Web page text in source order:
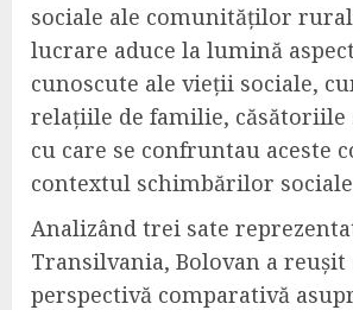
sociale ale comunităților
lucrare aduce la lumină
cunoscute ale vieții sociale,
relațiile de familie, căsătoriile
cu care se confruntau aceste
contextul schimbărilor
Analizând trei sate
Transilvania, Bolovan a reușit
perspectivă comparativă